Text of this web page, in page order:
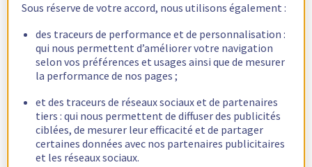
Sous réserve de votre accord, nous utilisons également :
des traceurs de performance et de personnalisation :
qui nous permettent d’améliorer votre navigation
selon vos préférences et usages ainsi que de mesurer
la performance de nos pages ;
et des traceurs de réseaux sociaux et de partenaires
tiers : qui nous permettent de diffuser des publicités
ciblées, de mesurer leur efficacité et de partager
certaines données avec nos partenaires publicitaires
et les réseaux sociaux.